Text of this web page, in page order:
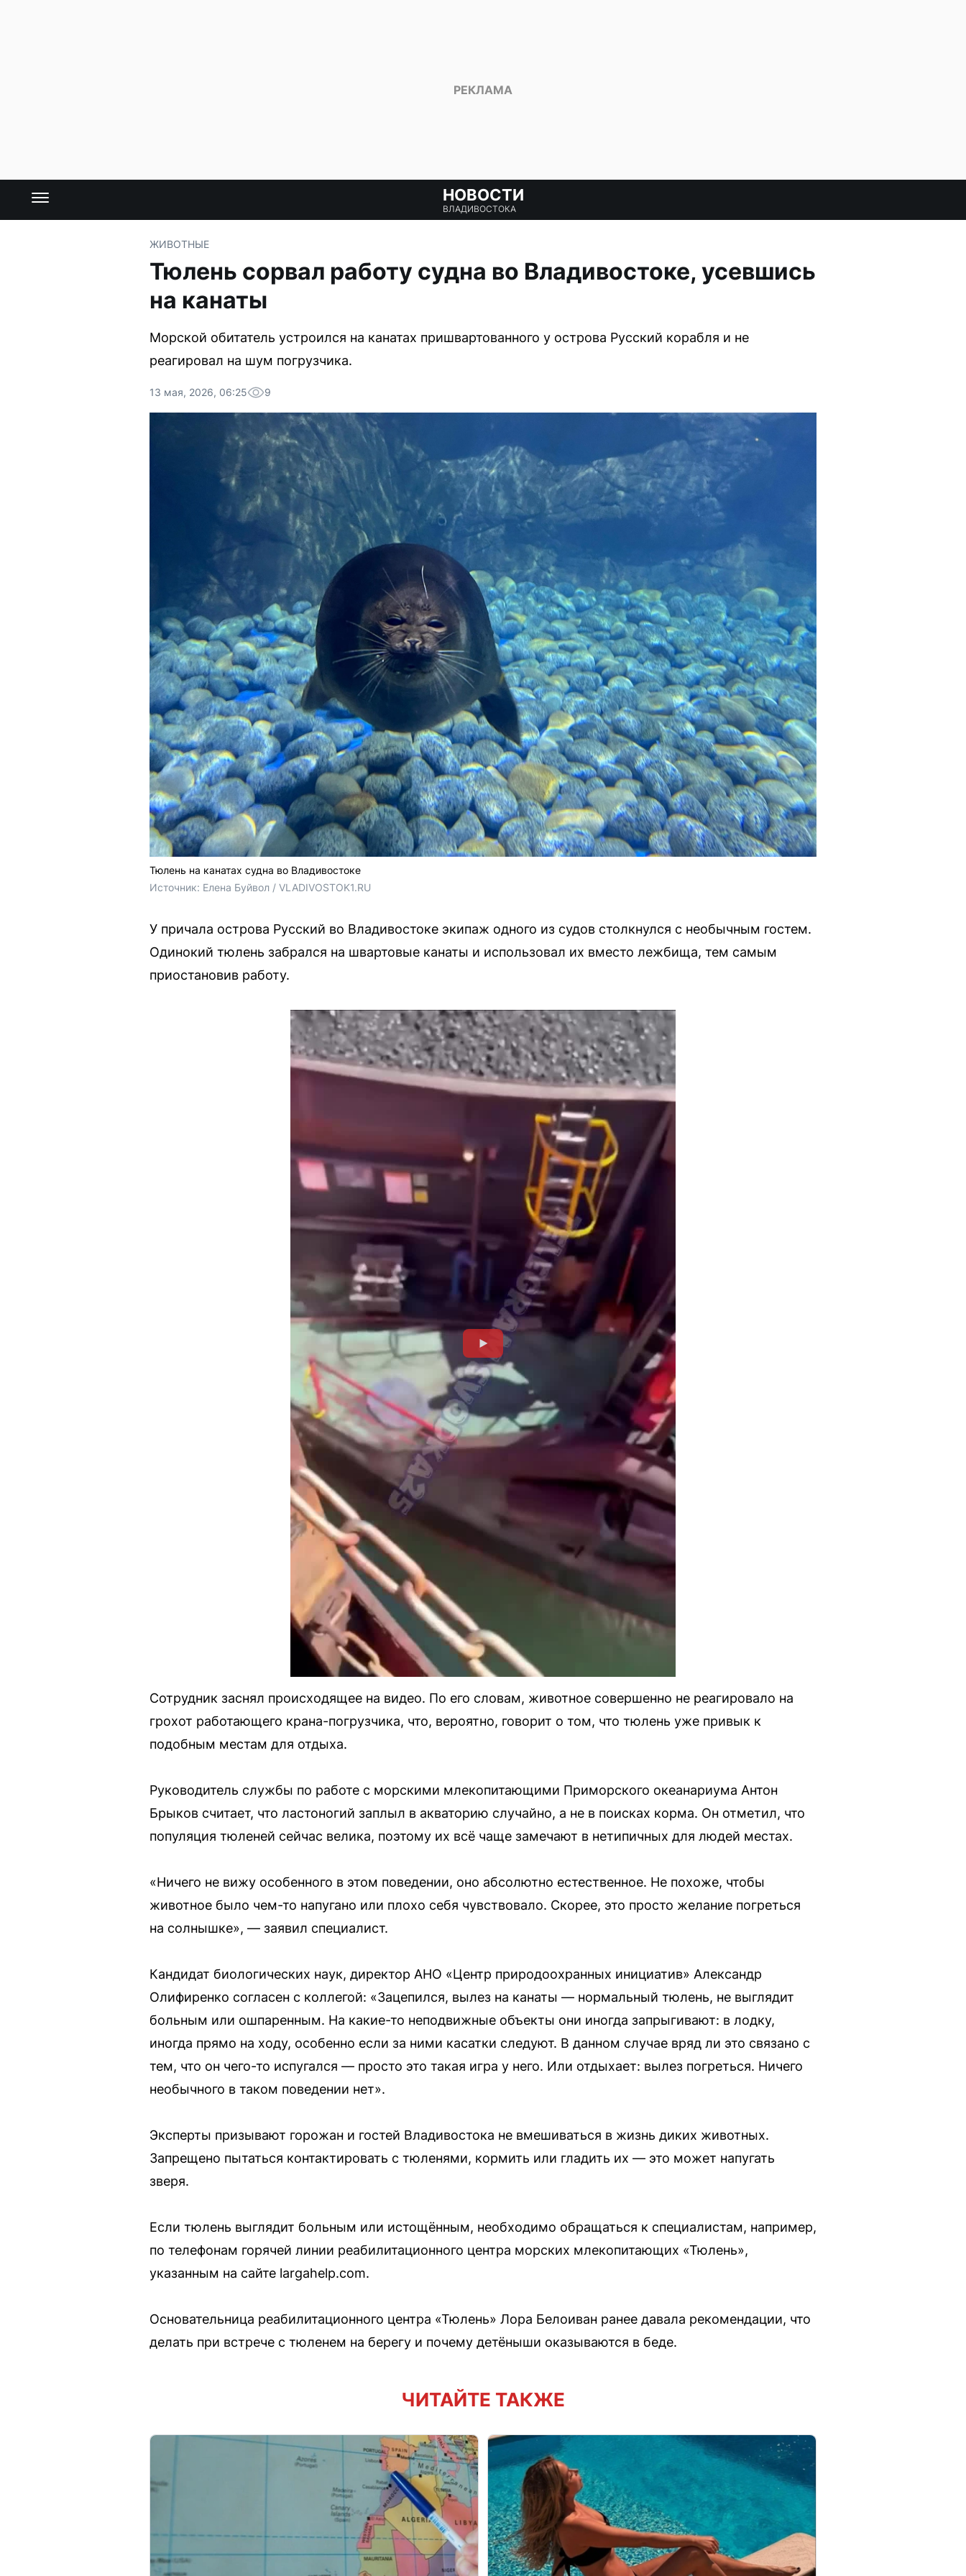
НОВОСТИ
ВЛАДИВОСТОКА
ЖИВОТНЫЕ
Тюлень сорвал работу судна во Владивостоке, усевшись
на канаты
Морской обитатель устроился на канатах пришвартованного у острова Русский корабля и не
реагировал на шум погрузчика.
13 мая, 2026, 06:25 9
Тюлень на канатах судна во Владивостоке
Источник: Елена Буйвол / VLADIVOSTOK1.RU
У причала острова Русский во Владивостоке экипаж одного из судов столкнулся с необычным гостем.
Одинокий тюлень забрался на швартовые канаты и использовал их вместо лежбища, тем самым
приостановив работу.
Сотрудник заснял происходящее на видео. По его словам, животное совершенно не реагировало на
грохот работающего крана-погрузчика, что, вероятно, говорит о том, что тюлень уже привык к
подобным местам для отдыха.
Руководитель службы по работе с морскими млекопитающими Приморского океанариума Антон
Брыков считает, что ластоногий заплыл в акваторию случайно, а не в поисках корма. Он отметил, что
популяция тюленей сейчас велика, поэтому их всё чаще замечают в нетипичных для людей местах.
«Ничего не вижу особенного в этом поведении, оно абсолютно естественное. Не похоже, чтобы
животное было чем-то напугано или плохо себя чувствовало. Скорее, это просто желание погреться
на солнышке», — заявил специалист.
Кандидат биологических наук, директор АНО «Центр природоохранных инициатив» Александр
Олифиренко согласен с коллегой: «Зацепился, вылез на канаты — нормальный тюлень, не выглядит
больным или ошпаренным. На какие-то неподвижные объекты они иногда запрыгивают: в лодку,
иногда прямо на ходу, особенно если за ними касатки следуют. В данном случае вряд ли это связано с
тем, что он чего-то испугался — просто это такая игра у него. Или отдыхает: вылез погреться. Ничего
необычного в таком поведении нет».
Эксперты призывают горожан и гостей Владивостока не вмешиваться в жизнь диких животных.
Запрещено пытаться контактировать с тюленями, кормить или гладить их — это может напугать
зверя.
Если тюлень выглядит больным или истощённым, необходимо обращаться к специалистам, например,
по телефонам горячей линии реабилитационного центра морских млекопитающих «Тюлень»,
указанным на сайте largahelp.com.
Основательница реабилитационного центра «Тюлень» Лора Белоиван ранее давала рекомендации, что
делать при встрече с тюленем на берегу и почему детёныши оказываются в беде.
ЧИТАЙТЕ ТАКЖЕ